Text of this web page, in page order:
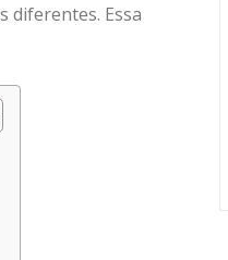
diferentes. Essa